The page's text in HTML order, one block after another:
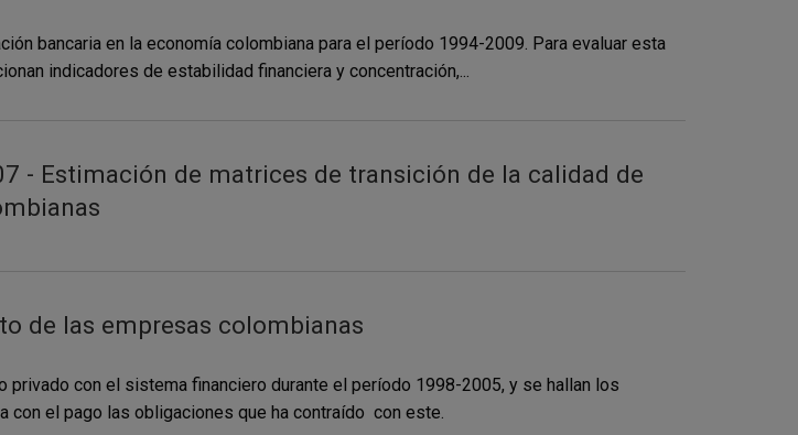
bancaria en la economía colombiana para el período 1994-2009. Para evaluar esta
indicadores de estabilidad financiera y concentración,...
- Estimación de matrices de transición de la calidad de
de las empresas colombianas
con el sistema financiero durante el período 1998-2005, y se hallan los
con el pago las obligaciones que ha contraído con este.